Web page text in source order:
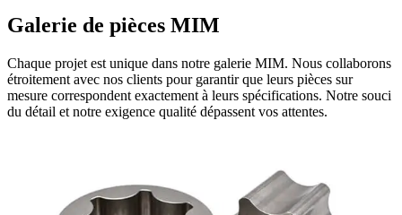
Galerie de pièces MIM
Chaque projet est unique dans notre galerie MIM. Nous collaborons
étroitement avec nos clients pour garantir que leurs pièces sur
mesure correspondent exactement à leurs spécifications. Notre souci
du détail et notre exigence qualité dépassent vos attentes.